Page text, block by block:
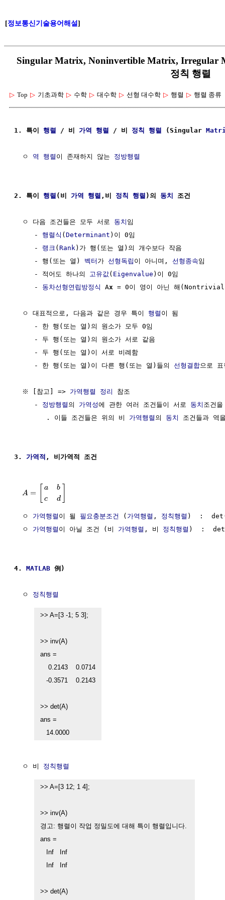
[정보통신기술용어해설]
Singular Matrix, Noninvertible Matrix, Irregular
정칙 행렬
▷ Top ▷ 기초과학 ▷ 수학 ▷ 대수학 ▷ 선형 대수학 ▷ 행렬 ▷ 행렬 종류
1. 특이 행렬 / 비 가역 행렬 / 비 정칙 행렬 (Singular
  ㅇ
역 행렬 이 존재하지 않는 정방행렬
2. 특이 행렬 (비 가역 행렬 ,비 정칙 행렬 )의 동치 조건
  ㅇ 다음 조건들은 모두 서로
동치 임
     -
행렬식 (Determinant )이 0임
     -
랭크 (Rank )가 행(또는 열)의 개수보다 작음
     - 행(또는 열)
벡터 가 선형독립 이 아니며, 선형종속임
     - 적어도 하나의
고유값( Eigenvalue )이 0임
     -
동차선형연립방정식 Ax = 0이 영이 아닌 해
  ㅇ 대표적으로, 다음과 같은 경우 특이
행렬 이 됨
     - 한 행(또는 열)의 원소가 모두 0임
     - 두 행(또는 열)의 원소가 서로 같음
     - 두 행(또는 열)이 서로 비례함
     - 한 행(또는 열)이 다른 행(또는 열)들의
선형결합으로 표
  ※ [참고] =>
가역행렬 정리
참조
     -
정방행렬 의 가역성에 관한 여러 조건들이 서로 동치 조건
        . 이들 조건들은 위의 비
가역행렬 의 동치 조건들과 역
3. 가역적 , 비가역적 조건
A =
a
b
c
d
  ㅇ
가역행렬 이 될 필요충분조건 ( 가역행렬 , 정칙행렬 )  :
  ㅇ
가역행렬 이 아닐 조건 (비 가역행렬 , 비 정칙행렬 )  :
4. MATLAB 例)
  ㅇ
정칙행렬
>> A=[3 -1; 5 3];
>> inv(A)
ans =
    0.2143    0.0714
   -0.3571    0.2143
>> det(A)
ans =
   14.0000
  ㅇ 비
정칙행렬
>> A=[3 12; 1 4];
>> inv(A)
경고: 행렬이 작업 정밀도에 대해 특이 행렬입니다.
ans =
   Inf   Inf
   Inf   Inf
>> det(A)